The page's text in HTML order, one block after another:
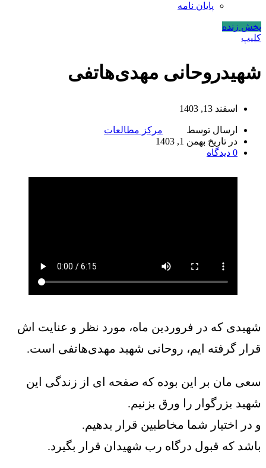
پایان نامه
پخش زنده
کلیپ
شهیدروحانی مهدی‌هاتفی
اسفند 13, 1403
ارسال توسط
مرکز مطالعات
در تاریخ بهمن 1, 1403
0 دیدگاه
شهیدی که در فروردین ماه، مورد نظر و عنایت اش
قرار گرفته ایم، روحانی شهید مهدی‌هاتفی است.
سعی مان بر این بوده که صفحه ای از زندگی این
شهید بزرگوار را ورق بزنیم.
و در اختیار شما مخاطبین قرار بدهیم.
باشد که قبول درگاه رب شهیدان قرار بگیرد.